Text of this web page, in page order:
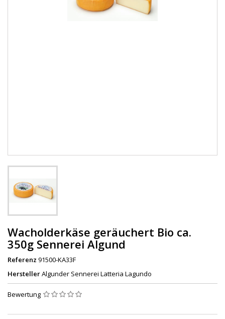
Wacholderkäse geräuchert Bio ca.
350g Sennerei Algund
Referenz 91500-KA33F
HerstellerAlgunder Sennerei Latteria Lagundo
Bewertung